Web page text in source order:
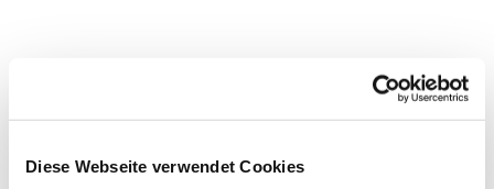
Diese Webseite verwendet Cookies